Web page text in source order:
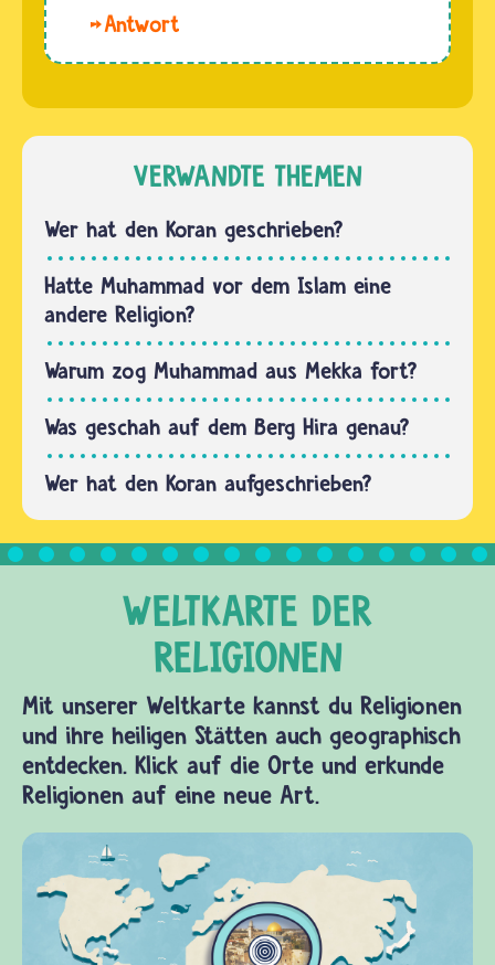
der
und
vom…
Jahrhunderte
immer
Natürlich
Abdel.
Den
Koran
überbrachte
der
Prophet
Muhammad
den
Menschen
ungefähr
560
Jahre
nach
Christi…
VERWANDTE THEMEN
Wer hat den Koran geschrieben?
Hatte Muhammad vor dem Islam eine
andere Religion?
Warum zog Muhammad aus Mekka fort?
Was geschah auf dem Berg Hira genau?
Wer hat den Koran aufgeschrieben?
Mit unserer Weltkarte kannst du Religionen
und ihre heiligen Stätten auch geographisch
entdecken. Klick auf die Orte und erkunde
Religionen auf eine neue Art.